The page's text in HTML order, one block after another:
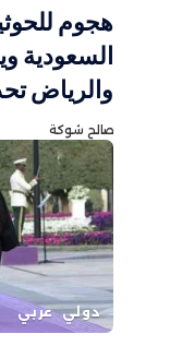
هجوم
والرياض
صالح شوكة
دولي عربي